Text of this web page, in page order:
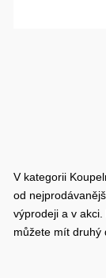
V kategorii
od
výprodeji a v akci.
můžete mít druhý